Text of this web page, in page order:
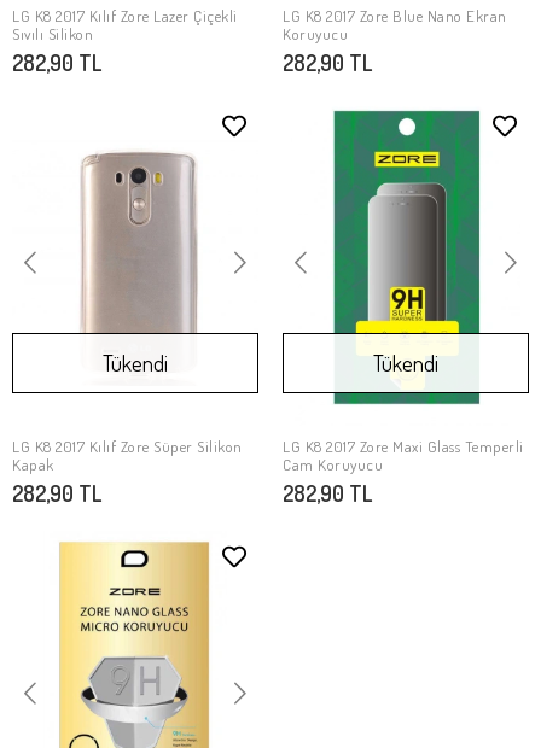
SEPETE EKLE
LG K8 2017 Kılıf Zore Lazer Çiçekli
Sıvılı Silikon
282,90 TL
SEPETE EKLE
LG K8 2017 Zore Blue Nano Ekran
Koruyucu
282,90 TL
Stokta Yok
Tükendi
LG K8 2017 Kılıf Zore Süper Silikon
Kapak
282,90 TL
Stokta Yok
Tükendi
LG K8 2017 Zore Maxi Glass Temperli
Cam Koruyucu
282,90 TL